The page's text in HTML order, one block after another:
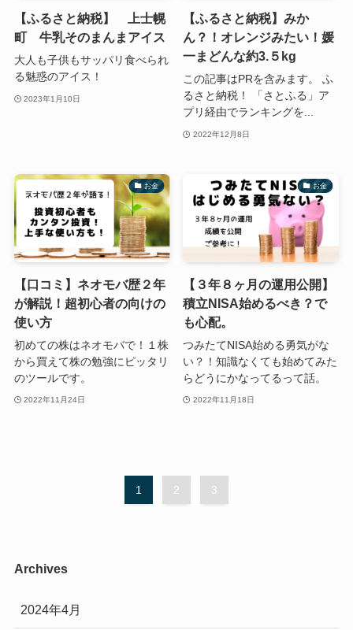
【ふるさと納税】 上士幌
町 牛乳そのまんまアイス
大人も子供もサッパリ食べられ
る魅惑のアイス！
2023年1月10日
【ふるさと納税】みか
ん？！オレンジみたい！媛
一まどんな約3.５kg
この記事はPRを含みます。 ふ
るさと納税！ 「さとふる」ア
プリ経由でランキングを...
2022年12月8日
お金
【口コミ】ネオモバ歴２年
が解説！超初心者の向けの
使い方
初めての株はネオモバで！１株
から買えて株の勉強にピッタリ
のツールです。
2022年11月24日
お金
【３年８ヶ月の運用公開】
積立NISA始めるべき？で
も心配。
つみたてNISA始める勇気がな
い？！知識なくても始めてみた
らどうにかなってるって話。
2022年11月18日
1 2 3
Archives
2024年4月